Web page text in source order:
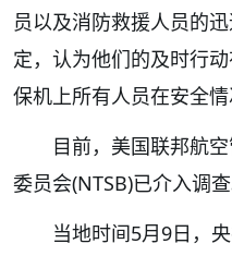
员以及消防救援人员的
定，认为他们的及时行
保机上所有人员在安全情
目前，美国联邦航
委员会(NTSB)已介入调查
当地时间5月9日，